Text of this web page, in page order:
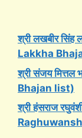
श्री लखबीर
Lakkha
श्री संजय
Bhajan list)
श्री हंसराज